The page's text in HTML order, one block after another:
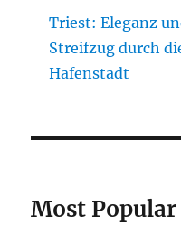
Triest: Eleganz
Streifzug durch
Hafenstadt
Most Popular